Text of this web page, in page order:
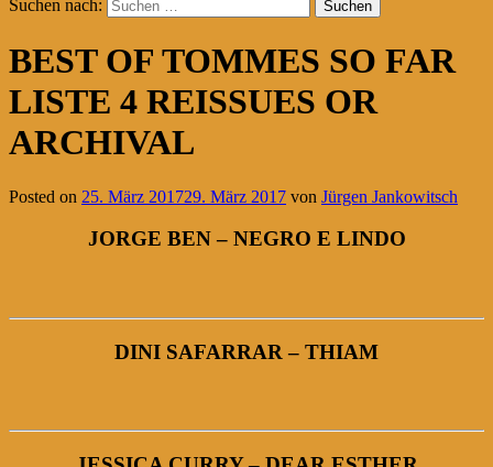
Suchen nach:
BEST OF TOMMES SO FAR
LISTE 4 REISSUES OR
ARCHIVAL
Posted on 25. März 201729. März 2017 von Jürgen Jankowitsch
JORGE BEN – NEGRO E LINDO
DINI SAFARRAR – THIAM